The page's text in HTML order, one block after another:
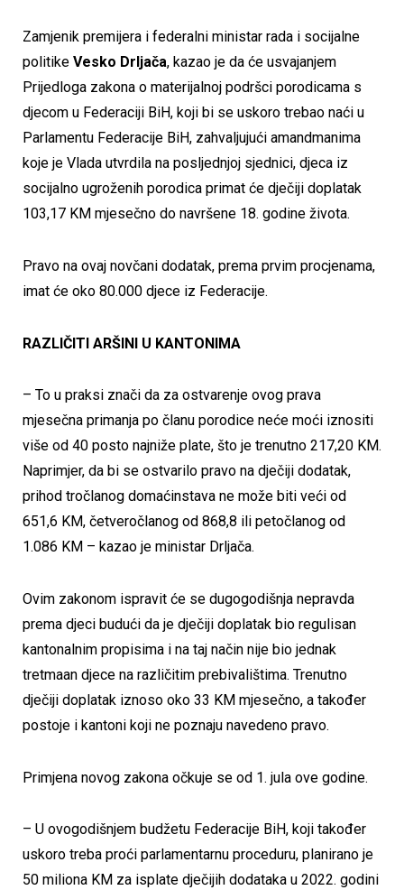
Zamjenik premijera i federalni ministar rada i socijalne
politike Vesko Drljača, kazao je da će usvajanjem
Prijedloga zakona o materijalnoj podršci porodicama s
djecom u Federaciji BiH, koji bi se uskoro trebao naći u
Parlamentu Federacije BiH, zahvaljujući amandmanima
koje je Vlada utvrdila na posljednjoj sjednici, djeca iz
socijalno ugroženih porodica primat će dječiji doplatak
103,17 KM mjesečno do navršene 18. godine života.
Pravo na ovaj novčani dodatak, prema prvim procjenama,
imat će oko 80.000 djece iz Federacije.
RAZLIČITI ARŠINI U KANTONIMA
– To u praksi znači da za ostvarenje ovog prava
mjesečna primanja po članu porodice neće moći iznositi
više od 40 posto najniže plate, što je trenutno 217,20 KM.
Naprimjer, da bi se ostvarilo pravo na dječiji dodatak,
prihod tročlanog domaćinstava ne može biti veći od
651,6 KM, četveročlanog od 868,8 ili petočlanog od
1.086 KM – kazao je ministar Drljača.
Ovim zakonom ispravit će se dugogodišnja nepravda
prema djeci budući da je dječiji doplatak bio regulisan
kantonalnim propisima i na taj način nije bio jednak
tretmaan djece na različitim prebivalištima. Trenutno
dječiji doplatak iznoso oko 33 KM mjesečno, a također
postoje i kantoni koji ne poznaju navedeno pravo.
Primjena novog zakona očkuje se od 1. jula ove godine.
– U ovogodišnjem budžetu Federacije BiH, koji također
uskoro treba proći parlamentarnu proceduru, planirano je
50 miliona KM za isplate dječijih dodataka u 2022. godini